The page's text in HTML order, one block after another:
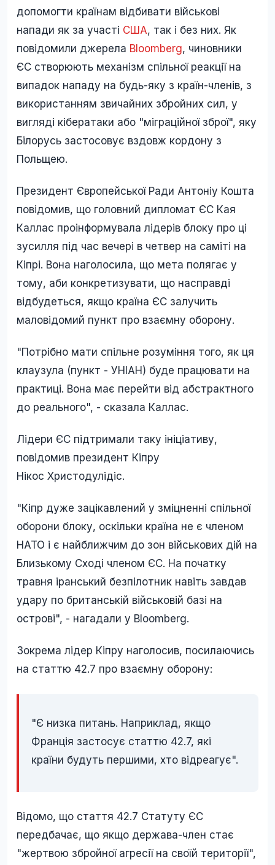
допомогти країнам відбивати військові
напади як за участі США, так і без них. Як
повідомили джерела Bloomberg, чиновники
ЄС створюють механізм спільної реакції на
випадок нападу на будь-яку з країн-членів, з
використанням звичайних збройних сил, у
вигляді кібератаки або "міграційної зброї", яку
Білорусь застосовує вздовж кордону з
Польщею.
Президент Європейської Ради Антоніу Кошта
повідомив, що головний дипломат ЄС Кая
Каллас проінформувала лідерів блоку про ці
зусилля під час вечері в четвер на саміті на
Кіпрі. Вона наголосила, що мета полягає у
тому, аби конкретизувати, що насправді
відбудеться, якщо країна ЄС залучить
маловідомий пункт про взаємну оборону.
"Потрібно мати спільне розуміння того, як ця
клаузула (пункт - УНІАН) буде працювати на
практиці. Вона має перейти від абстрактного
до реального", - сказала Каллас.
Лідери ЄС підтримали таку ініціативу,
повідомив президент Кіпру
Нікос Христодулідіс.
"Кіпр дуже зацікавлений у зміцненні спільної
оборони блоку, оскільки країна не є членом
НАТО і є найближчим до зон військових дій на
Близькому Сході членом ЄС. На початку
травня іранський безпілотник навіть завдав
удару по британській військовій базі на
острові", - нагадали у Bloomberg.
Зокрема лідер Кіпру наголосив, посилаючись
на статтю 42.7 про взаємну оборону:
"Є низка питань. Наприклад, якщо
Франція застосує статтю 42.7, які
країни будуть першими, хто відреагує".
Відомо, що стаття 42.7 Статуту ЄС
передбачає, що якщо держава-член стає
"жертвою збройної агресії на своїй території",